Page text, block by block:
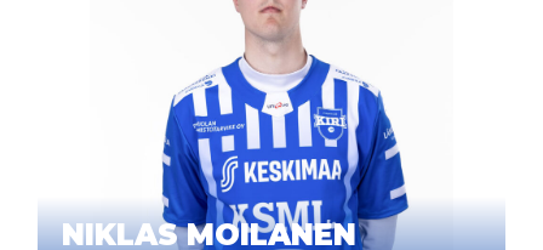
NIKLAS MOILANEN